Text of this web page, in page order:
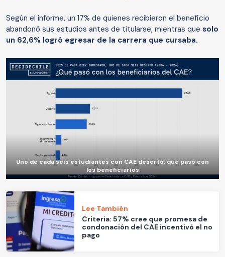
Según el informe, un 17% de quienes recibieron el beneficio
abandonó sus estudios antes de titularse, mientras que solo
un 62,6% logró egresar de la carrera que cursaba.
Uno de cada seis estudiantes con CAE desertó: qué pasó con
los beneficiarios
Lee También
Criteria: 57% cree que promesa de
condonación del CAE incentivó el no
pago